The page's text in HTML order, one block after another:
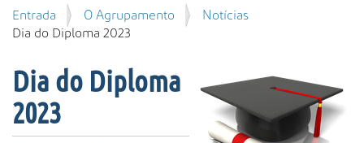
i
s
P
e
s
a
Entrada O Agrupamento
Notícias
Dia do Diploma 2023
Dia do Diploma
2023